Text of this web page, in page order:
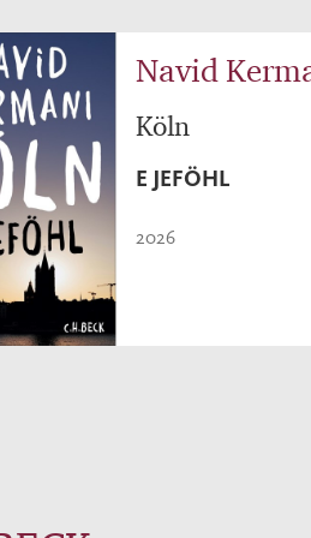
Navid
Köln
E JEFÖHL
2026